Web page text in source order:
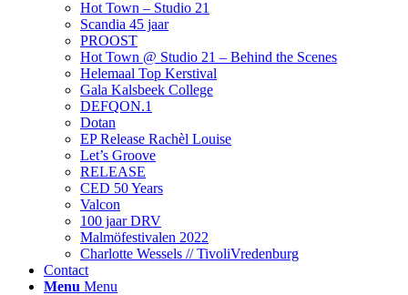
Hot Town – Studio 21
Scandia 45 jaar
PROOST
Hot Town @ Studio 21 – Behind the Scenes
Helemaal Top Kerstival
Gala Kalsbeek College
DEFQON.1
Dotan
EP Release Rachèl Louise
Let’s Groove
RELEASE
CED 50 Years
Valcon
100 jaar DRV
Malmöfestivalen 2022
Charlotte Wessels // TivoliVredenburg
Contact
Menu Menu